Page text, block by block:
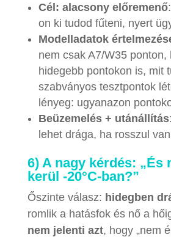
Cél: alacsony előremenő
on ki tudod fűteni, nyert
Modelladatok
nem csak A7/W35 ponton,
hidegebb pontokon is, mit
szabványos tesztpontok
lényeg: ugyanazon
Beüzemelés + utánállítás
lehet drága, ha rosszul
6) A nagy kérdés: „És
kerül -20°C-ban?”
Őszinte válasz: hidegben
romlik a hatásfok és nő a
nem jelenti azt, hogy „nem